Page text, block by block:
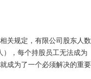
规定，有限公司股东人数
），每个持股员工无法成为
成为了一个必须解决的重要